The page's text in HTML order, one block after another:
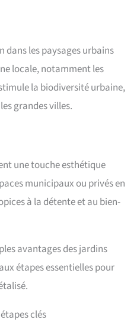
dans les paysages urbains
locale, notamment les
la biodiversité urbaine,
grandes villes.
une touche esthétique
municipaux ou privés en
à la détente et au bien-
avantages des jardins
étapes essentielles pour
clés